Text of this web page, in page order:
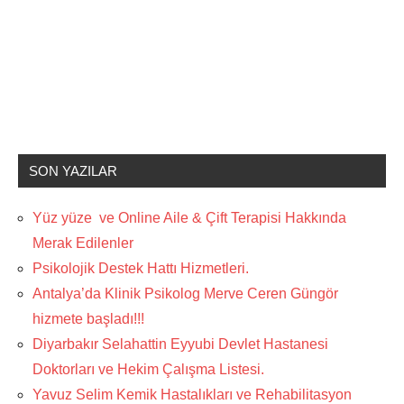
SON YAZILAR
Yüz yüze ve Online Aile & Çift Terapisi Hakkında
Merak Edilenler
Psikolojik Destek Hattı Hizmetleri.
Antalya’da Klinik Psikolog Merve Ceren Güngör
hizmete başladı!!!
Diyarbakır Selahattin Eyyubi Devlet Hastanesi
Doktorları ve Hekim Çalışma Listesi.
Yavuz Selim Kemik Hastalıkları ve Rehabilitasyon